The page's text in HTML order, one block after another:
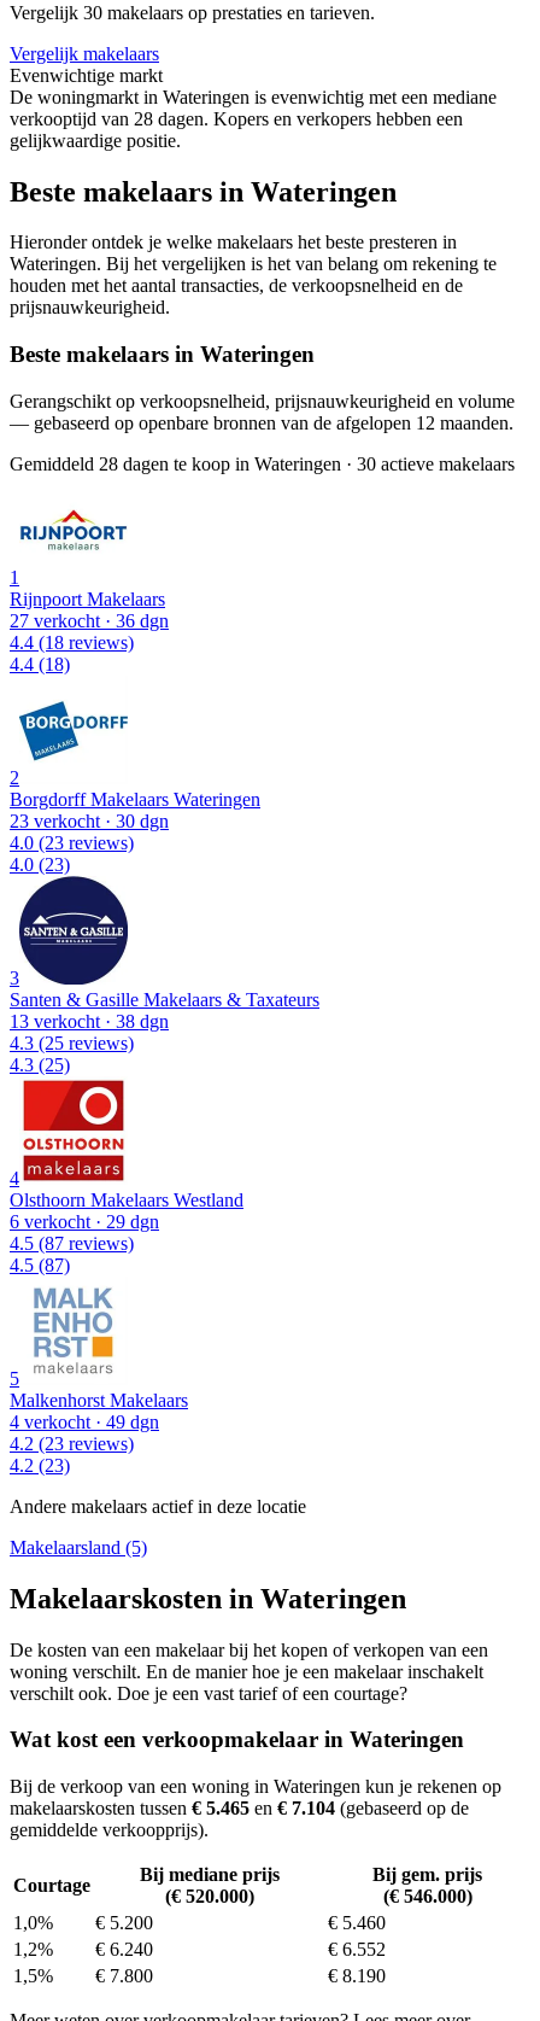
Vergelijk 30 makelaars op prestaties en tarieven.
Vergelijk makelaars
Evenwichtige markt
De woningmarkt in Wateringen is evenwichtig met een mediane
verkooptijd van 28 dagen. Kopers en verkopers hebben een
gelijkwaardige positie.
Beste makelaars in Wateringen
Hieronder ontdek je welke makelaars het beste presteren in
Wateringen. Bij het vergelijken is het van belang om rekening te
houden met het aantal transacties, de verkoopsnelheid en de
prijsnauwkeurigheid.
Beste makelaars in Wateringen
Gerangschikt op verkoopsnelheid, prijsnauwkeurigheid en volume
— gebaseerd op openbare bronnen van de afgelopen 12 maanden.
Gemiddeld 28 dagen te koop in Wateringen · 30 actieve makelaars
1
Rijnpoort Makelaars
27 verkocht · 36 dgn
4.4 (18 reviews)
4.4 (18)
2
Borgdorff Makelaars Wateringen
23 verkocht · 30 dgn
4.0 (23 reviews)
4.0 (23)
3
Santen & Gasille Makelaars & Taxateurs
13 verkocht · 38 dgn
4.3 (25 reviews)
4.3 (25)
4
Olsthoorn Makelaars Westland
6 verkocht · 29 dgn
4.5 (87 reviews)
4.5 (87)
5
Malkenhorst Makelaars
4 verkocht · 49 dgn
4.2 (23 reviews)
4.2 (23)
Andere makelaars actief in deze locatie
Makelaarsland (5)
Makelaarskosten in Wateringen
De kosten van een makelaar bij het kopen of verkopen van een
woning verschilt. En de manier hoe je een makelaar inschakelt
verschilt ook. Doe je een vast tarief of een courtage?
Wat kost een verkoopmakelaar in Wateringen
Bij de verkoop van een woning in Wateringen kun je rekenen op
makelaarskosten tussen € 5.465 en € 7.104 (gebaseerd op de
gemiddelde verkoopprijs).
Courtage
Bij mediane prijs
(€ 520.000)
Bij gem. prijs
(€ 546.000)
1,0%
€ 5.200
€ 5.460
1,2%
€ 6.240
€ 6.552
1,5%
€ 7.800 € 8.190